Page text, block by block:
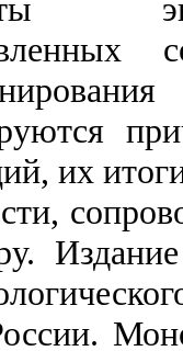
их
Издание